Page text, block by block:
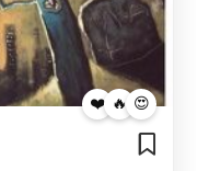
❤️ 🔥 😍